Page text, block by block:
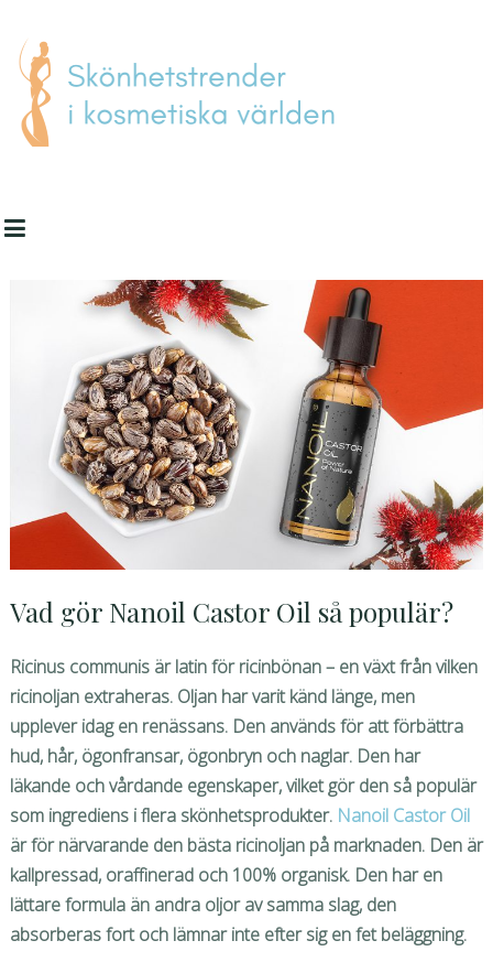
Vad gör Nanoil Castor Oil så populär?
Ricinus communis är latin för ricinbönan – en växt från vilken
ricinoljan extraheras. Oljan har varit känd länge, men
upplever idag en renässans. Den används för att förbättra
hud, hår, ögonfransar, ögonbryn och naglar. Den har
läkande och vårdande egenskaper, vilket gör den så populär
som ingrediens i flera skönhetsprodukter. Nanoil Castor Oil
är för närvarande den bästa ricinoljan på marknaden. Den är
kallpressad, oraffinerad och 100% organisk. Den har en
lättare formula än andra oljor av samma slag, den
absorberas fort och lämnar inte efter sig en fet beläggning.